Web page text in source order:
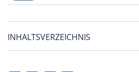
INHALTSVERZEICHNIS